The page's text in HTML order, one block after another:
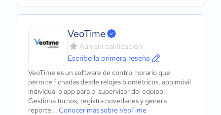
VeoTime
Aún sin calificación
Escribe la primera reseña
VeoTime es un software de control horario que
permite fichadas desde relojes biométricos, app móvil
individual o app para el supervisor del equipo.
Gestiona turnos, registra novedades y genera
reporte... Conocer más sobre VeoTime